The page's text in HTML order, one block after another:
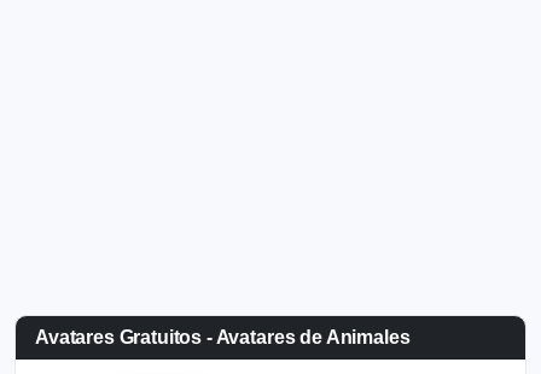
Avatares Gratuitos - Avatares de Animales